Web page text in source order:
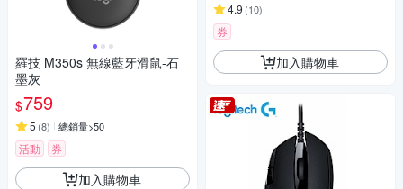
羅技 M350s 無線藍牙滑鼠-石
墨灰
$759
5 (8) 總銷量>50
活動 券
加入購物車
4.9 (10)
券
加入購物車